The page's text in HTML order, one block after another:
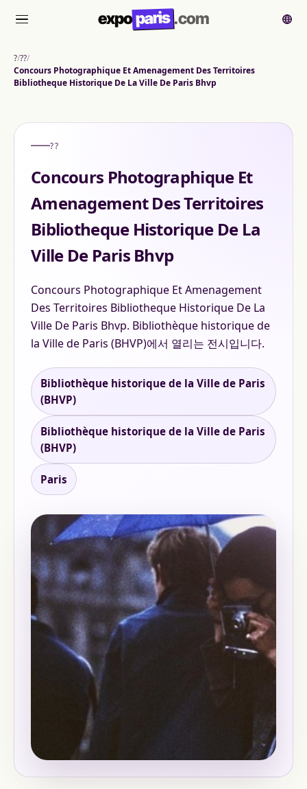
메뉴 expoparis.com
? ??
Concours Photographique Et Amenagement Des Territoires
Bibliotheque Historique De La Ville De Paris Bhvp
??
Concours Photographique Et
Amenagement Des Territoires
Bibliotheque Historique De La
Ville De Paris Bhvp
Concours Photographique Et Amenagement
Des Territoires Bibliotheque Historique De La
Ville De Paris Bhvp. Bibliothèque historique de
la Ville de Paris (BHVP)에서 열리는 전시입니다.
Bibliothèque historique de la Ville de Paris
(BHVP)
Bibliothèque historique de la Ville de Paris
(BHVP)
Paris